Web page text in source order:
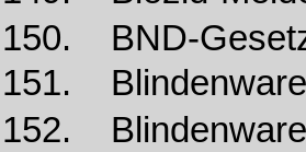
150. BND-
151.
152.